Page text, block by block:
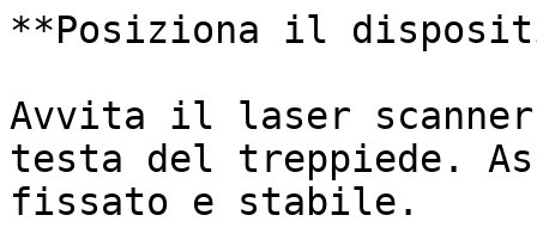
**Posiziona il
Avvita il laser
testa del treppiede.
fissato e stabile.